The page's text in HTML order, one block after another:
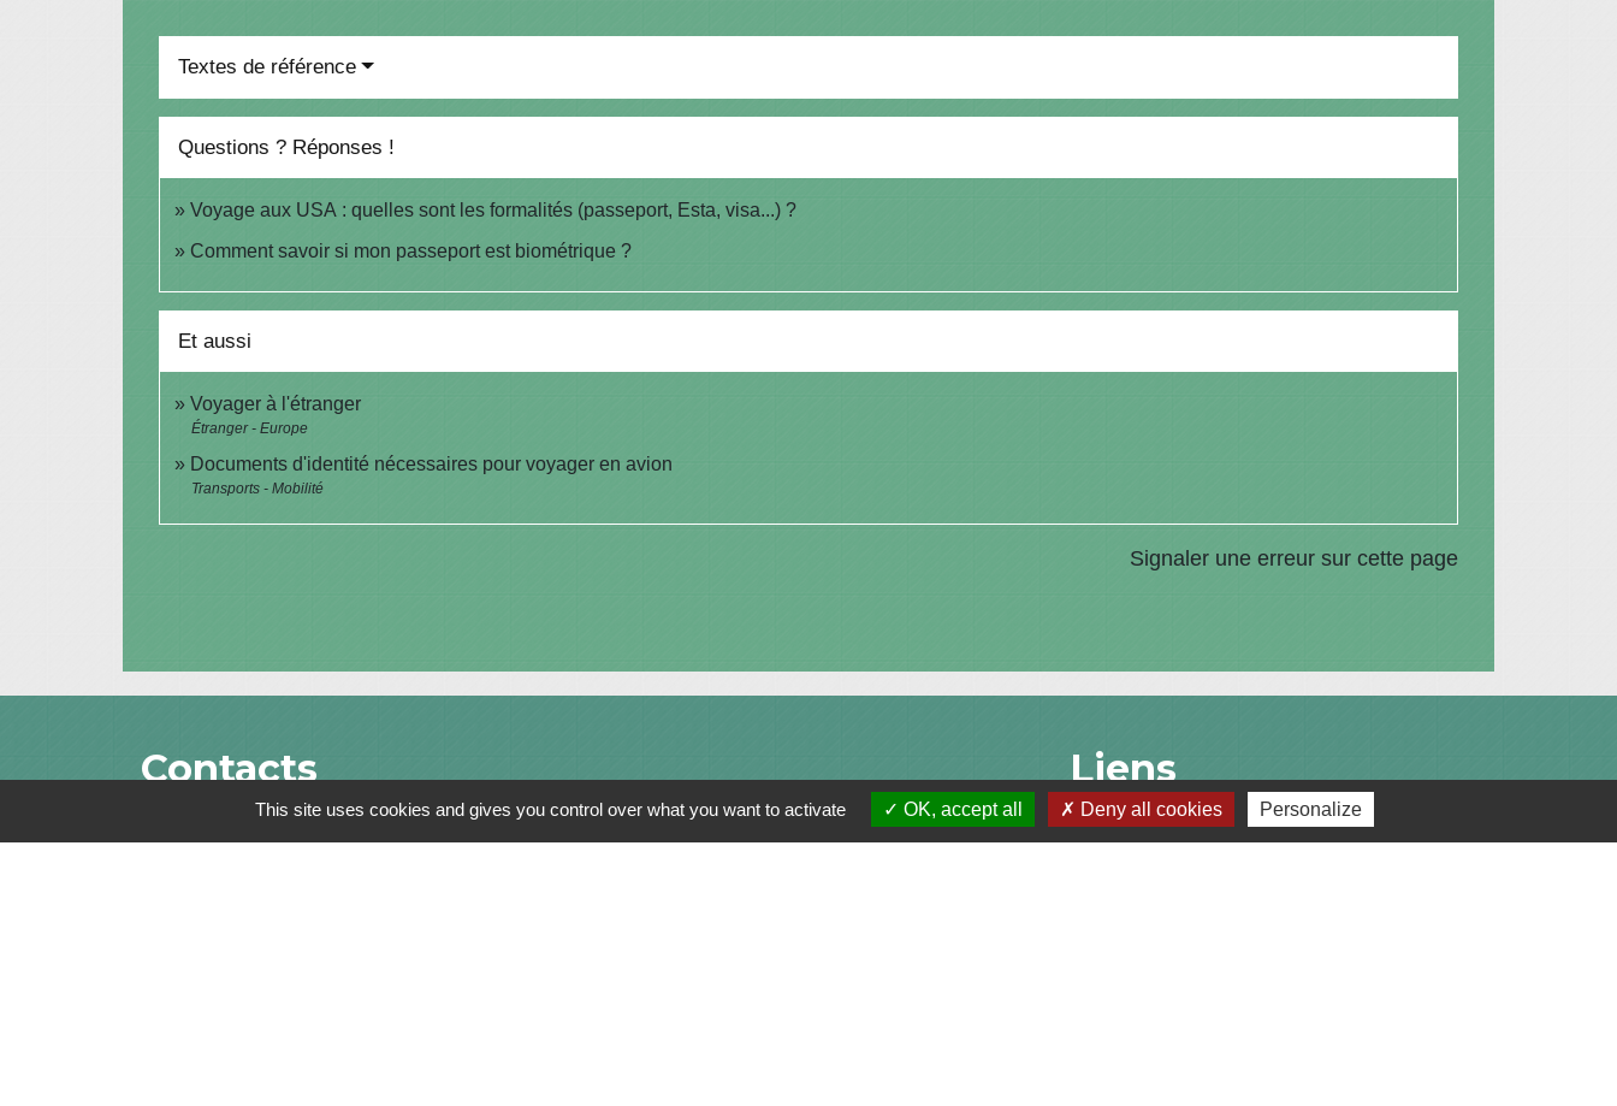
Textes de référence
Questions ? Réponses !
Voyage aux USA : quelles sont les formalités (passeport, Esta, visa...) ?
Comment savoir si mon passeport est biométrique ?
Et aussi
Voyager à l'étranger
Étranger - Europe
Documents d'identité nécessaires pour voyager en avion
Transports - Mobilité
Signaler une erreur sur cette page
Contacts Liens
This site uses cookies and gives you control over what you want to activate OK, accept all Deny all cookies Personalize